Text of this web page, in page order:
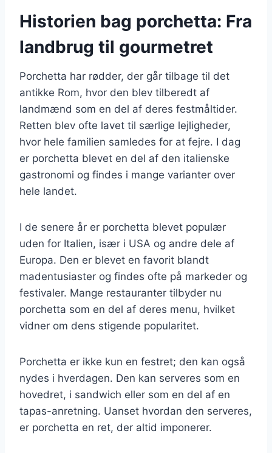
Historien bag porchetta: Fra
landbrug til gourmetret
Porchetta har rødder, der går tilbage til det
antikke Rom, hvor den blev tilberedt af
landmænd som en del af deres festmåltider.
Retten blev ofte lavet til særlige lejligheder,
hvor hele familien samledes for at fejre. I dag
er porchetta blevet en del af den italienske
gastronomi og findes i mange varianter over
hele landet.
I de senere år er porchetta blevet populær
uden for Italien, især i USA og andre dele af
Europa. Den er blevet en favorit blandt
madentusiaster og findes ofte på markeder og
festivaler. Mange restauranter tilbyder nu
porchetta som en del af deres menu, hvilket
vidner om dens stigende popularitet.
Porchetta er ikke kun en festret; den kan også
nydes i hverdagen. Den kan serveres som en
hovedret, i sandwich eller som en del af en
tapas-anretning. Uanset hvordan den serveres,
er porchetta en ret, der altid imponerer.